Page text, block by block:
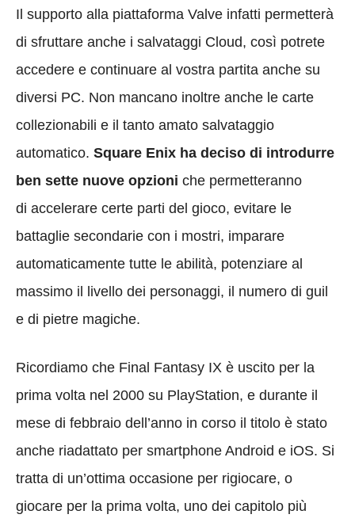
Il supporto alla piattaforma Valve infatti permetterà
di sfruttare anche i salvataggi Cloud, così potrete
accedere e continuare al vostra partita anche su
diversi PC. Non mancano inoltre anche le carte
collezionabili e il tanto amato salvataggio
automatico. Square Enix ha deciso di introdurre
ben sette nuove opzioni che permetteranno
di accelerare certe parti del gioco, evitare le
battaglie secondarie con i mostri, imparare
automaticamente tutte le abilità, potenziare al
massimo il livello dei personaggi, il numero di guil
e di pietre magiche.
Ricordiamo che Final Fantasy IX è uscito per la
prima volta nel 2000 su PlayStation, e durante il
mese di febbraio dell’anno in corso il titolo è stato
anche riadattato per smartphone Android e iOS. Si
tratta di un’ottima occasione per rigiocare, o
giocare per la prima volta, uno dei capitolo più